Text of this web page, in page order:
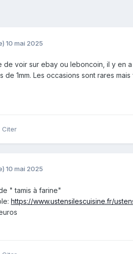
10 mai 2025
de voir sur ebay ou leboncoin, il y en
de 1mm. Les occasions sont rares
Citer
10 mai 2025
" tamis à farine"
https://www.ustensilescuisine.fr/